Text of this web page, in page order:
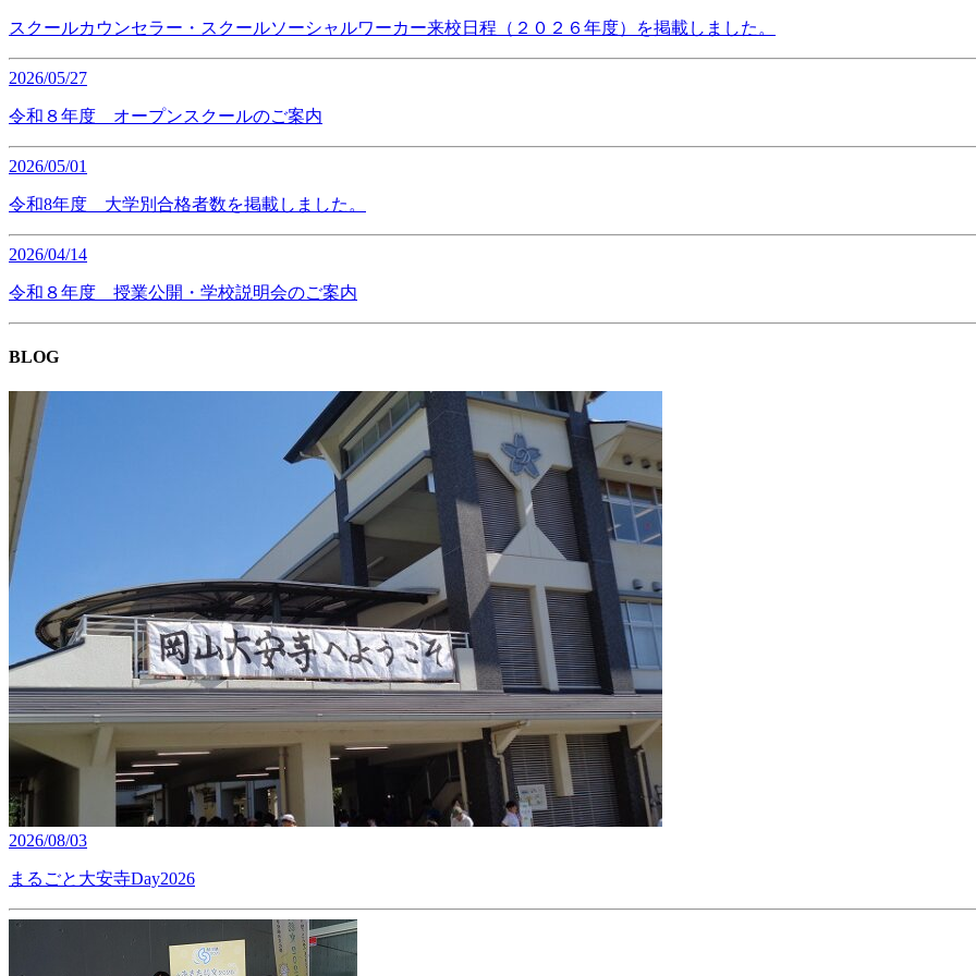
スクールカウンセラー・スクールソーシャルワーカー来校日程（２０２６年度）を掲載しました。
2026/05/27
令和８年度 オープンスクールのご案内
2026/05/01
令和8年度 大学別合格者数を掲載しました。
2026/04/14
令和８年度 授業公開・学校説明会のご案内
BLOG
2026/08/03
まるごと大安寺Day2026